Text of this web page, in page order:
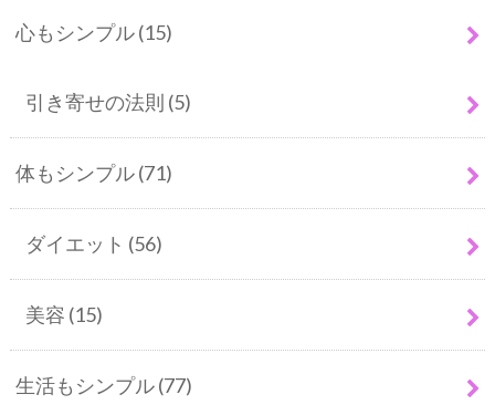
心もシンプル(15)
引き寄せの法則 (5)
体もシンプル(71)
ダイエット (56)
美容 (15)
生活もシンプル(77)